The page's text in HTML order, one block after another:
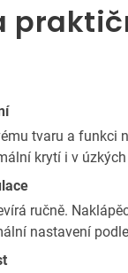
tvaru a funkci
krytí i v
ručně.
nastavení